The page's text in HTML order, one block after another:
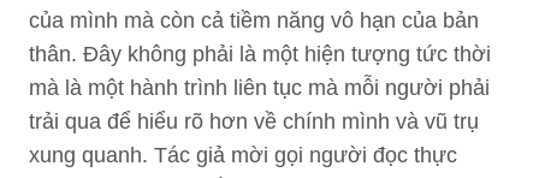
của mình mà còn cả tiềm năng vô hạn của bản
thân. Đây không phải là một hiện tượng tức thời
mà là một hành trình liên tục mà mỗi người phải
trải qua để hiểu rõ hơn về chính mình và vũ trụ
xung quanh. Tác giả mời gọi người đọc thực